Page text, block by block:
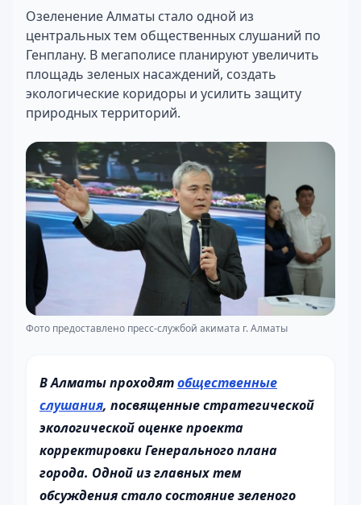
Озеленение Алматы стало одной из
центральных тем общественных слушаний по
Генплану. В мегаполисе планируют увеличить
площадь зеленых насаждений, создать
экологические коридоры и усилить защиту
природных территорий.
Фото предоставлено пресс-службой акимата г. Алматы
В Алматы проходятобщественные
слушания, посвященные стратегической
экологической оценке проекта
корректировки Генерального плана
города. Одной из главных тем
обсуждения стало состояние зеленого